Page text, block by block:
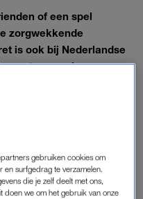
of een spel
zorgwekkende
is ook bij Nederlandse
veel zorgen.
Danielle Cohen met
maar de smartvape
klein scherm dat je kunt
gebruiken cookies om
en surfgedrag te verzamelen.
die je zelf deelt met ons,
doen we om het gebruik van onze